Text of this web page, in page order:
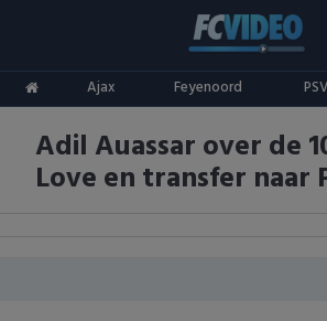
Ajax Feyenoord PSV
ADO Den Haag
Ajax
Competities
Eredivisie
Oranje
Adil Auassar over de
Love en transfer naar